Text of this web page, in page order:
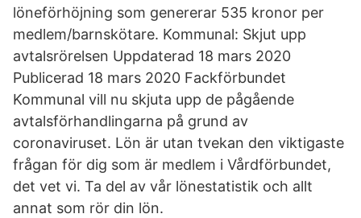
löneförhöjning som genererar 535 kronor per
medlem/barnskötare. Kommunal: Skjut upp
avtalsrörelsen Uppdaterad 18 mars 2020
Publicerad 18 mars 2020 Fackförbundet
Kommunal vill nu skjuta upp de pågående
avtalsförhandlingarna på grund av
coronaviruset. Lön är utan tvekan den viktigaste
frågan för dig som är medlem i Vårdförbundet,
det vet vi. Ta del av vår lönestatistik och allt
annat som rör din lön.